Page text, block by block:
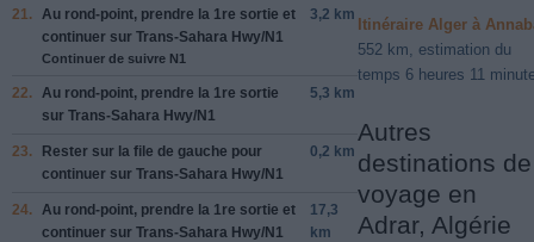
21. Au rond-point, prendre la 1re sortie et
continuer sur Trans-Sahara Hwy/N1
Continuer de suivre N1
3,2 km
22. Au rond-point, prendre la 1re sortie
sur Trans-Sahara Hwy/N1
5,3 km
23. Rester sur la file de gauche pour
continuer sur Trans-Sahara Hwy/N1
0,2 km
24. Au rond-point, prendre la 1re sortie et
continuer sur Trans-Sahara Hwy/N1
17,3
km
Itinéraire Alger à
552 km, estimation du
temps 6 heures 11
Autres
destinations de
voyage en
Adrar, Algérie